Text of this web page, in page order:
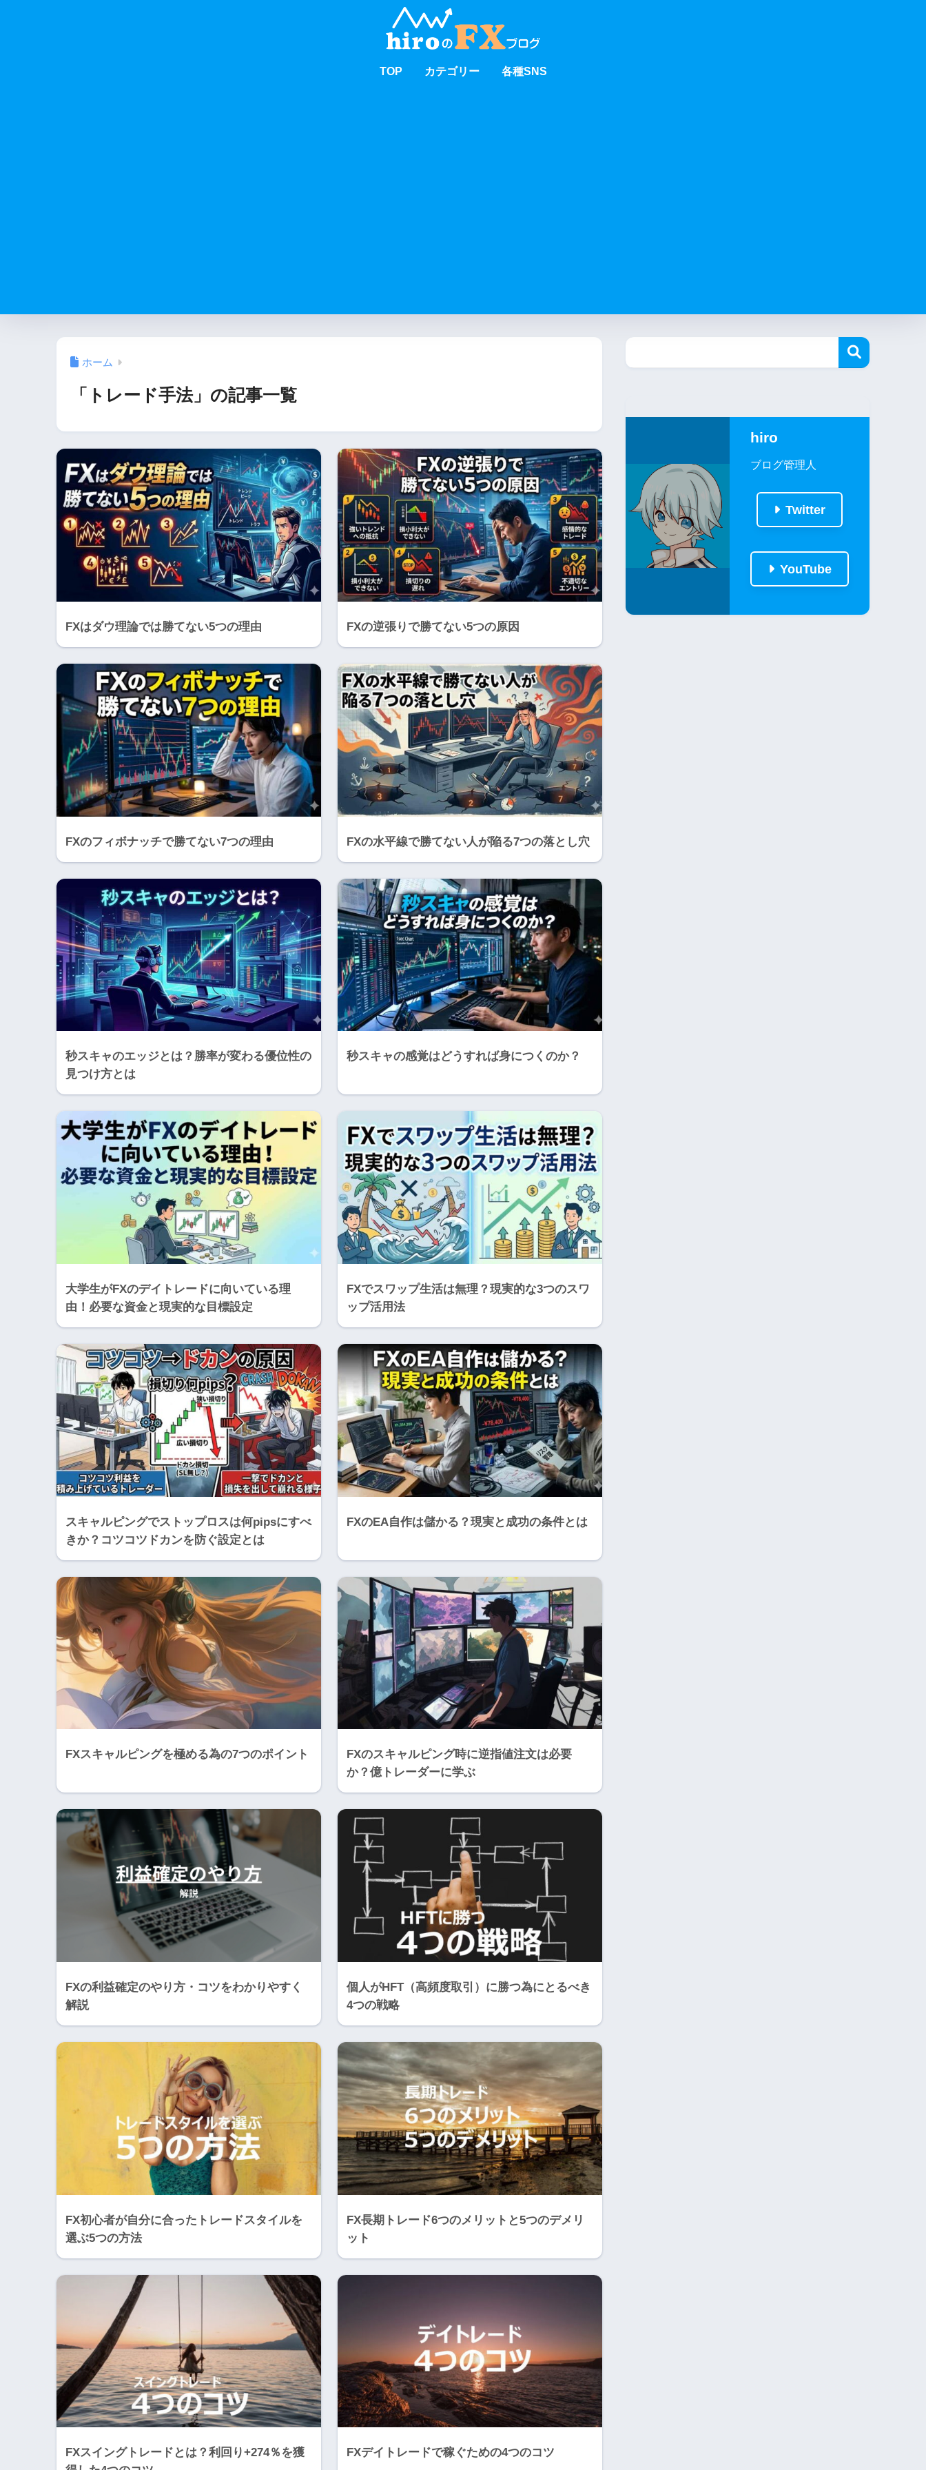
TOP カテゴリー 各種SNS
ホーム
「トレード手法」の記事一覧
FXはダウ理論では勝てない5つの理由 FXの逆張りで勝てない5つの原因
FXのフィボナッチで勝てない7つの理由 FXの水平線で勝てない人が陥る7つの落とし穴
秒スキャのエッジとは？勝率が変わる優位性の
見つけ方とは
秒スキャの感覚はどうすれば身につくのか？
大学生がFXのデイトレードに向いている理
由！必要な資金と現実的な目標設定
FXでスワップ生活は無理？現実的な3つのスワ
ップ活用法
スキャルピングでストップロスは何pipsにすべ
きか？コツコツドカンを防ぐ設定とは
FXのEA自作は儲かる？現実と成功の条件とは
FXスキャルピングを極める為の7つのポイント
FXのスキャルピング時に逆指値注文は必要
か？億トレーダーに学ぶ
FXの利益確定のやり方・コツをわかりやすく
解説
個人がHFT（高頻度取引）に勝つ為にとるべき
4つの戦略
FX初心者が自分に合ったトレードスタイルを
選ぶ5つの方法
FX長期トレード6つのメリットと5つのデメリ
ット
FXスイングトレードとは？利回り+274％を獲
FXデイトレードで稼ぐための4つのコツ
hiro
ブログ管理人
Twitter
YouTube